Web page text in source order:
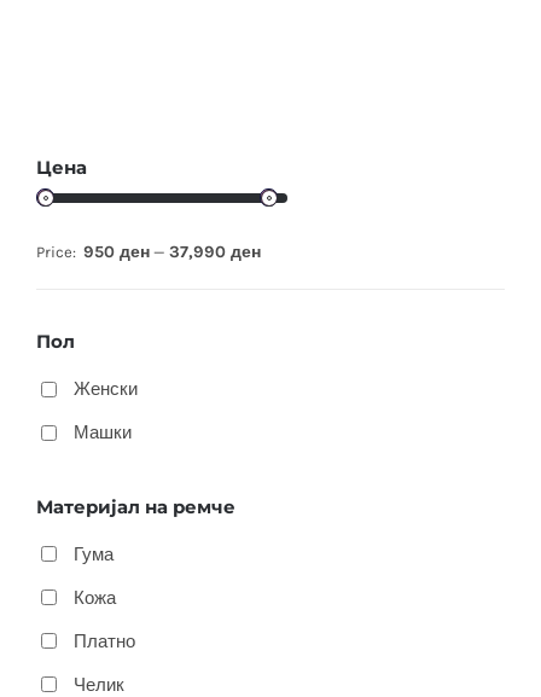
Цена
Price: 950 ден — 37,990 ден
Пол
Женски
Машки
Материјал на ремче
Гума
Кожа
Платно
Челик